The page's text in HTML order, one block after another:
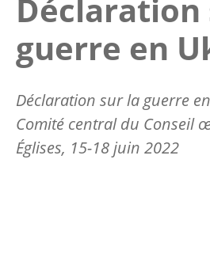
Déclaration
guerre en
Déclaration sur la guerre
Comité central du Conseil
Églises, 15-18 juin 2022